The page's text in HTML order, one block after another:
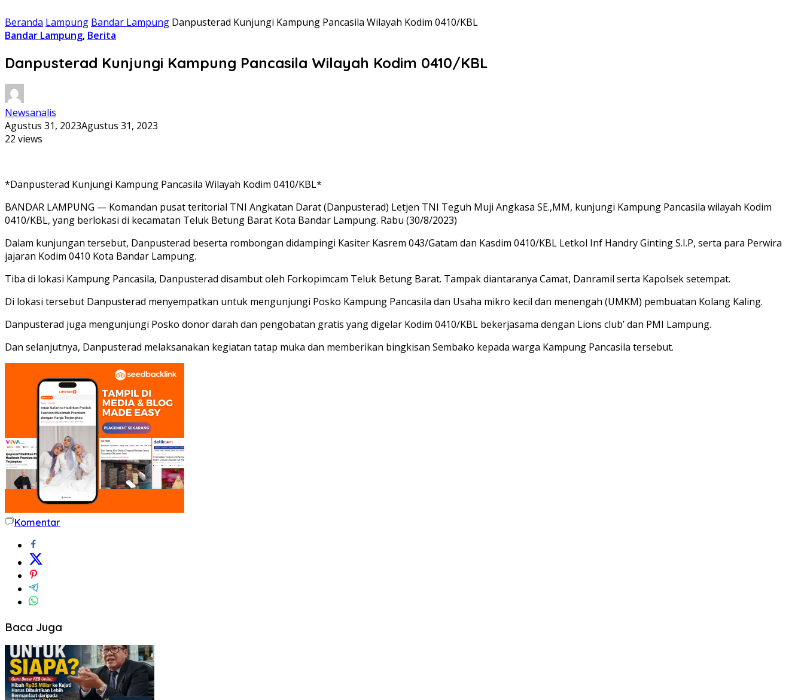
Beranda Lampung Bandar Lampung Danpusterad Kunjungi Kampung Pancasila Wilayah Kodim 0410/KBL
Bandar Lampung, Berita
Danpusterad Kunjungi Kampung Pancasila Wilayah Kodim 0410/KBL
Newsanalis
Agustus 31, 2023Agustus 31, 2023
22 views
*Danpusterad Kunjungi Kampung Pancasila Wilayah Kodim 0410/KBL*
BANDAR LAMPUNG — Komandan pusat teritorial TNI Angkatan Darat (Danpusterad) Letjen TNI Teguh Muji Angkasa SE.,MM, kunjungi Kampung Pancasila wilayah Kodim
0410/KBL, yang berlokasi di kecamatan Teluk Betung Barat Kota Bandar Lampung. Rabu (30/8/2023)
Dalam kunjungan tersebut, Danpusterad beserta rombongan didampingi Kasiter Kasrem 043/Gatam dan Kasdim 0410/KBL Letkol Inf Handry Ginting S.I.P, serta para Perwira
jajaran Kodim 0410 Kota Bandar Lampung.
Tiba di lokasi Kampung Pancasila, Danpusterad disambut oleh Forkopimcam Teluk Betung Barat. Tampak diantaranya Camat, Danramil serta Kapolsek setempat.
Di lokasi tersebut Danpusterad menyempatkan untuk mengunjungi Posko Kampung Pancasila dan Usaha mikro kecil dan menengah (UMKM) pembuatan Kolang Kaling.
Danpusterad juga mengunjungi Posko donor darah dan pengobatan gratis yang digelar Kodim 0410/KBL bekerjasama dengan Lions club’ dan PMI Lampung.
Dan selanjutnya, Danpusterad melaksanakan kegiatan tatap muka dan memberikan bingkisan Sembako kepada warga Kampung Pancasila tersebut.
Komentar
Baca Juga